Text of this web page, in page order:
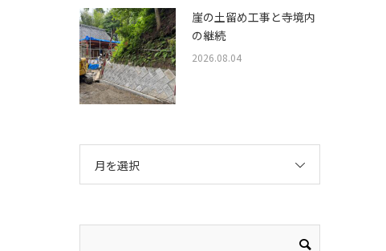
崖の土留め工事と寺境内
の継続
2026.08.04
月を選択